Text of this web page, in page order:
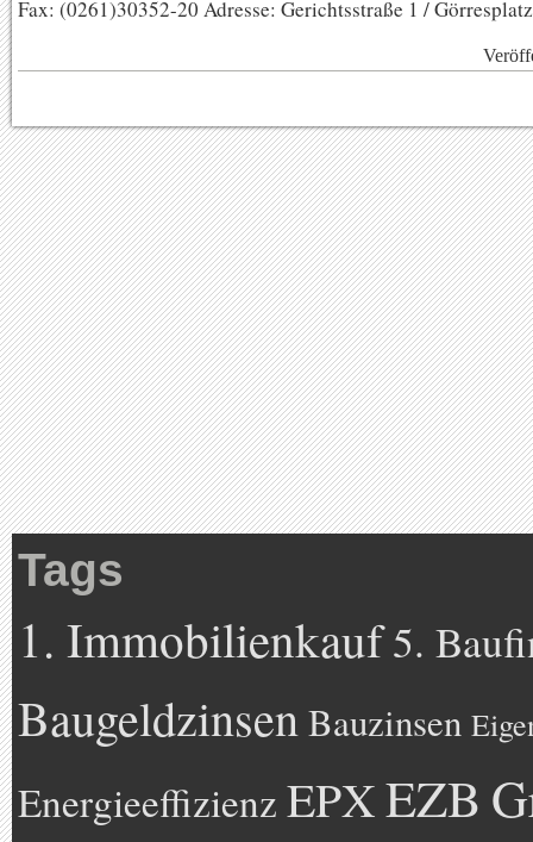
Fax: (0261)30352-20 Adresse: Gerichtsstraße 1 /
Tags
1. Immobilienkauf5.
BaugeldzinsenBauzinsen
Energieeffizienz EPXEZB